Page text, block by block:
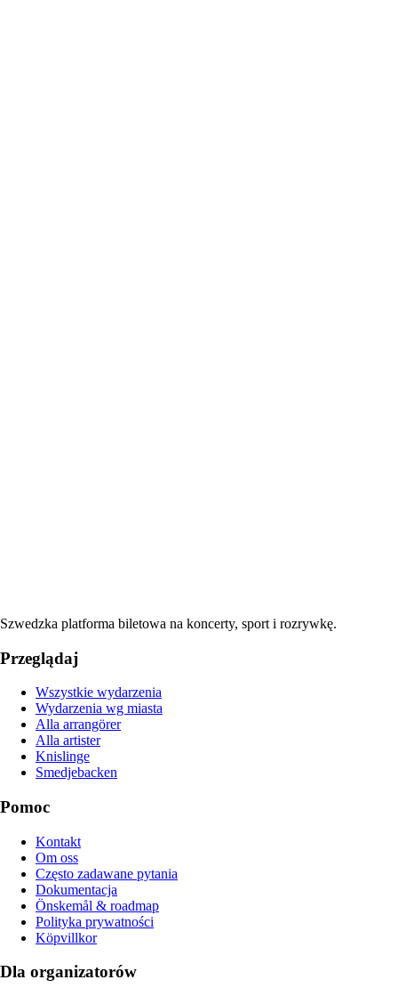
Szwedzka platforma biletowa na koncerty, sport i rozrywkę.
Przeglądaj
Wszystkie wydarzenia
Wydarzenia wg miasta
Alla arrangörer
Alla artister
Knislinge
Smedjebacken
Pomoc
Kontakt
Om oss
Często zadawane pytania
Dokumentacja
Önskemål & roadmap
Polityka prywatności
Köpvillkor
Dla organizatorów